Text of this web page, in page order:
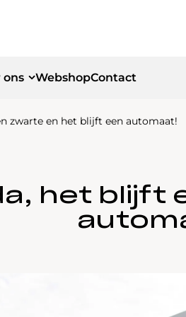
ons WebshopContact
zwarte en het blijft een automaat!
het blijft